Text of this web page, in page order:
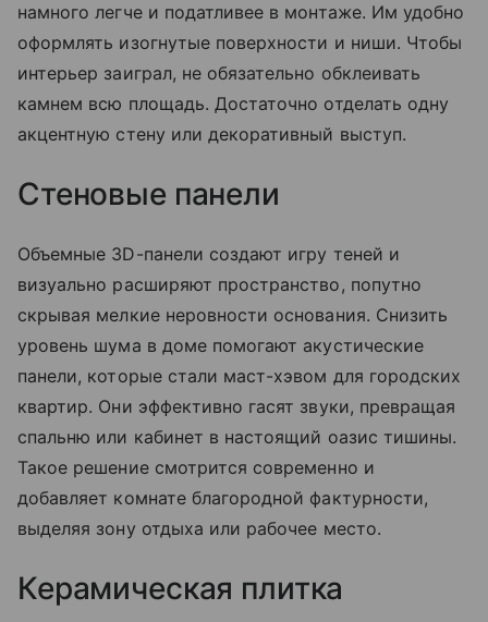
намного легче и податливее в монтаже. Им удобно
оформлять изогнутые поверхности и ниши. Чтобы
интерьер заиграл, не обязательно обклеивать
камнем всю площадь. Достаточно отделать одну
акцентную стену или декоративный выступ.
Стеновые панели
Объемные 3D-панели создают игру теней и
визуально расширяют пространство, попутно
скрывая мелкие неровности основания. Снизить
уровень шума в доме помогают акустические
панели, которые стали маст-хэвом для городских
квартир. Они эффективно гасят звуки, превращая
спальню или кабинет в настоящий оазис тишины.
Такое решение смотрится современно и
добавляет комнате благородной фактурности,
выделяя зону отдыха или рабочее место.
Керамическая плитка